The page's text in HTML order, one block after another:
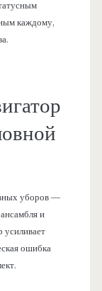
каждому,
уборов —
и
усиливает
ошибка